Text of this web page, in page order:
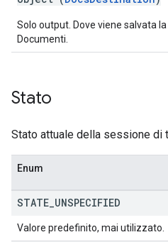
Solo output. Dove viene salvata
Documenti.
Stato
Stato attuale della sessione di
Enum
STATE UNSPECIFIED
Valore predefinito, mai utilizzato.